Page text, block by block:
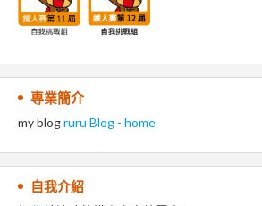
專業簡介
my blogruru Blog - home
自我介紹